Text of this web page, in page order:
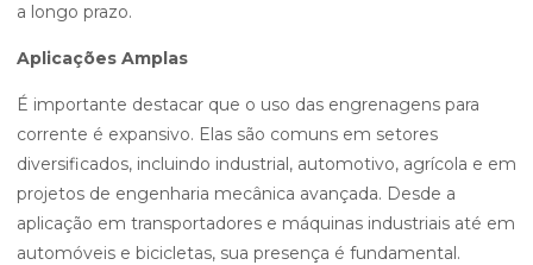
a longo prazo.
Aplicações Amplas
É importante destacar que o uso das engrenagens para
corrente é expansivo. Elas são comuns em setores
diversificados, incluindo industrial, automotivo, agrícola e em
projetos de engenharia mecânica avançada. Desde a
aplicação em transportadores e máquinas industriais até em
automóveis e bicicletas, sua presença é fundamental.